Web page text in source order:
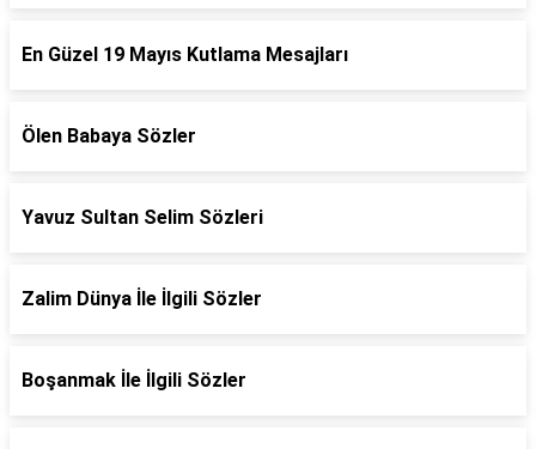
En Güzel 19 Mayıs Kutlama Mesajları
Ölen Babaya Sözler
Yavuz Sultan Selim Sözleri
Zalim Dünya İle İlgili Sözler
Boşanmak İle İlgili Sözler